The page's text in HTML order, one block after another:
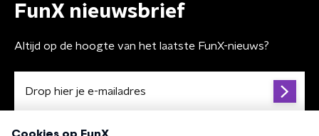
FunX nieuwsbrief
Altijd op de hoogte van het laatste FunX-nieuws?